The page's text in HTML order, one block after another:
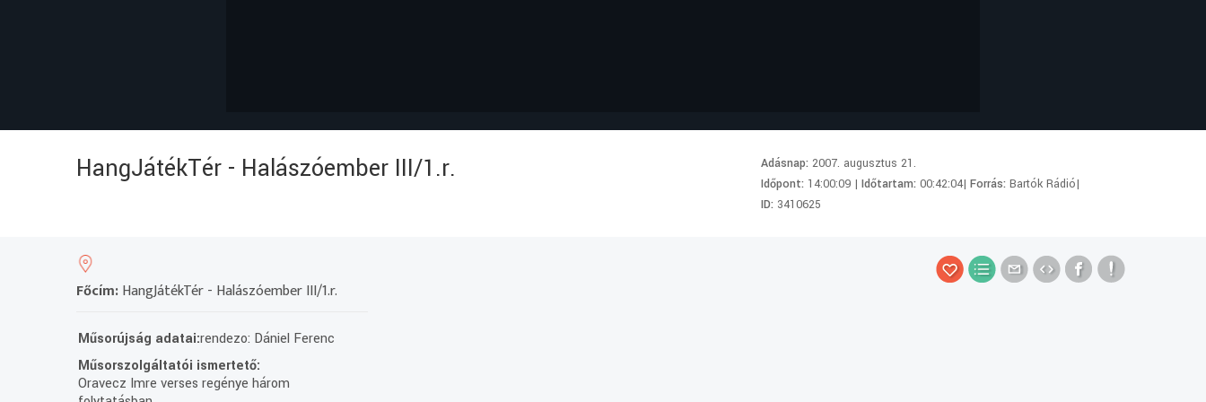
HangJátékTér - Halászóember III/1.r. Adásnap:2007. augusztus 21.
Időpont: 14:00:09 |Időtartam:00:42:04|Forrás:Bartók Rádió|
ID: 3410625
Főcím:HangJátékTér - Halászóember III/1.r.
Műsorújság adatai:rendezo: Dániel Ferenc
Műsorszolgáltatói ismertető:
Oravecz Imre verses regénye három